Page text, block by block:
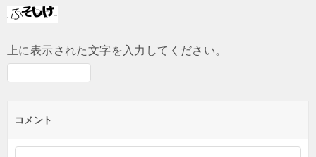
上に表示された文字を入力してください。
コメント